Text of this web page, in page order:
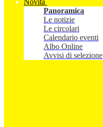
Novità
Panoramica
Le notizie
Le circolari
Calendario eventi
Albo Online
Avvisi di selezione